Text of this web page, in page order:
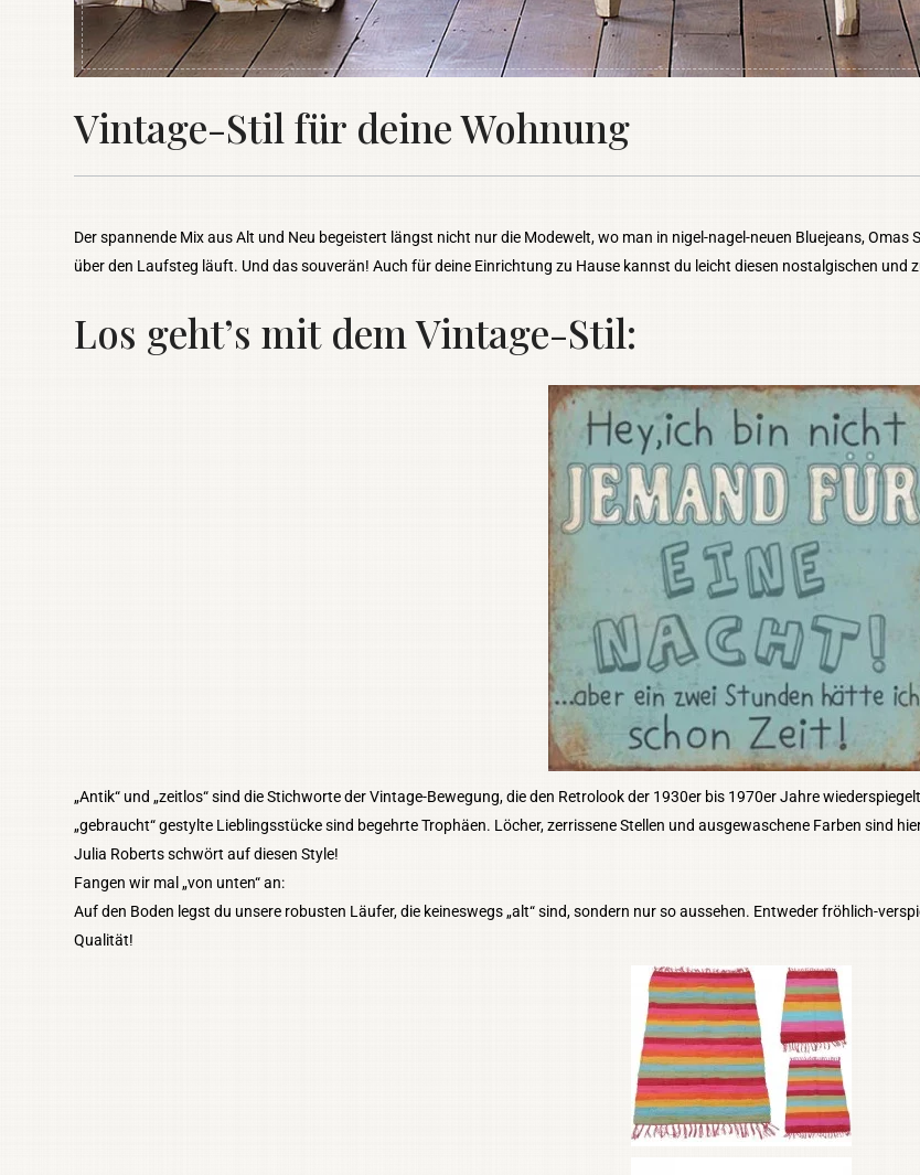
Vintage-Stil für deine Wohnung
Der spannende Mix aus Alt und Neu begeistert längst nicht nur die Modewelt, wo man in nigel-nagel-neuen Bluejeans,
über den Laufsteg läuft. Und das souverän! Auch für deine Einrichtung zu Hause kannst du leicht diesen nostalgischen und
Los geht’s mit dem Vintage-Stil:
„Antik“ und „zeitlos“ sind die Stichworte der Vintage-Bewegung, die den Retrolook der 1930er bis 1970er Jahre
„gebraucht“ gestylte Lieblingsstücke sind begehrte Trophäen. Löcher, zerrissene Stellen und ausgewaschene Farben sind
Julia Roberts schwört auf diesen Style!
Fangen wir mal „von unten“ an:
Auf den Boden legst du unsere robusten Läufer, die keineswegs „alt“ sind, sondern nur so aussehen. Entweder fröhlich-
Qualität!